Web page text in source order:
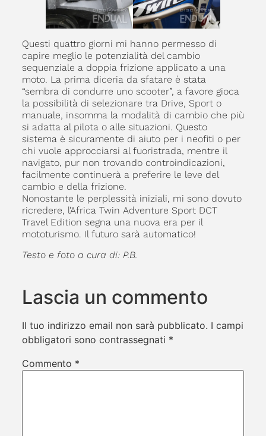
Questi quattro giorni mi hanno permesso di
capire meglio le potenzialità del cambio
sequenziale a doppia frizione applicato a una
moto. La prima diceria da sfatare è stata
“sembra di condurre uno scooter”, a favore gioca
la possibilità di selezionare tra Drive, Sport o
manuale, insomma la modalità di cambio che più
si adatta al pilota o alle situazioni. Questo
sistema è sicuramente di aiuto per i neofiti o per
chi vuole approcciarsi al fuoristrada, mentre il
navigato, pur non trovando controindicazioni,
facilmente continuerà a preferire le leve del
cambio e della frizione.
Nonostante le perplessità iniziali, mi sono dovuto
ricredere, l’Africa Twin Adventure Sport DCT
Travel Edition segna una nuova era per il
mototurismo. Il futuro sarà automatico!
Testo e foto a cura di: P.B.
Lascia un commento
Il tuo indirizzo email non sarà pubblicato. I campi
obbligatori sono contrassegnati *
Commento *